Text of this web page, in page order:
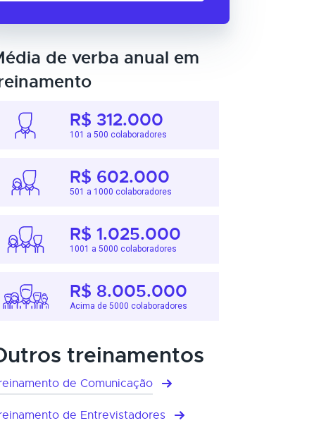
de verba anual em
R$ 312.000
101 a 500 colaboradores
R$ 602.000
501 a 1000 colaboradores
R$ 1.025.000
1001 a 5000 colaboradores
R$ 8.005.000
Acima de 5000 colaboradores
treinamentos
de Comunicação
de Entrevistadores